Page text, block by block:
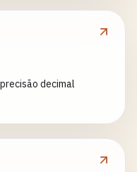
decimal